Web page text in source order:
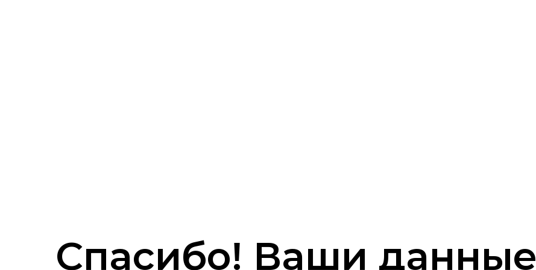
Спасибо! Ваши данные